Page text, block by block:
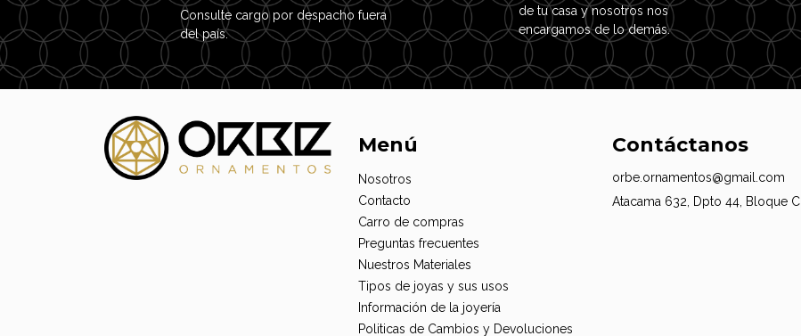
Consulte cargo por despacho fuera
del país.
de tu casa y nosotros nos
encargamos de lo demás.
Menú
Nosotros
Contacto
Carro de compras
Preguntas frecuentes
Nuestros Materiales
Tipos de joyas y sus usos
Información de la joyería
Politicas de Cambios y Devoluciones
Contáctanos
orbe.ornamentos@gmail.com
Atacama 632, Dpto 44, Bloque C